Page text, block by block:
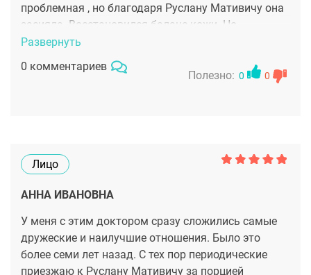
проблемная , но благодаря Руслану Мативичу она
засияла. Восстановился баланс кожи. Но
вишенкой на торте стала процедура лазерной
шлифовки на аппарате СО2 и результат после нее.
Да, реабилитация, да, отек и корки, но состояние
птицей!)
Развернуть
0 комментариев
Полезно: 0 0
Лицо
АННА ИВАНОВНА
У меня с этим доктором сразу сложились самые
дружеские и наилучшие отношения. Было это
более семи лет назад. С тех пор периодические
приезжаю к Руслану Мативичу за порцией